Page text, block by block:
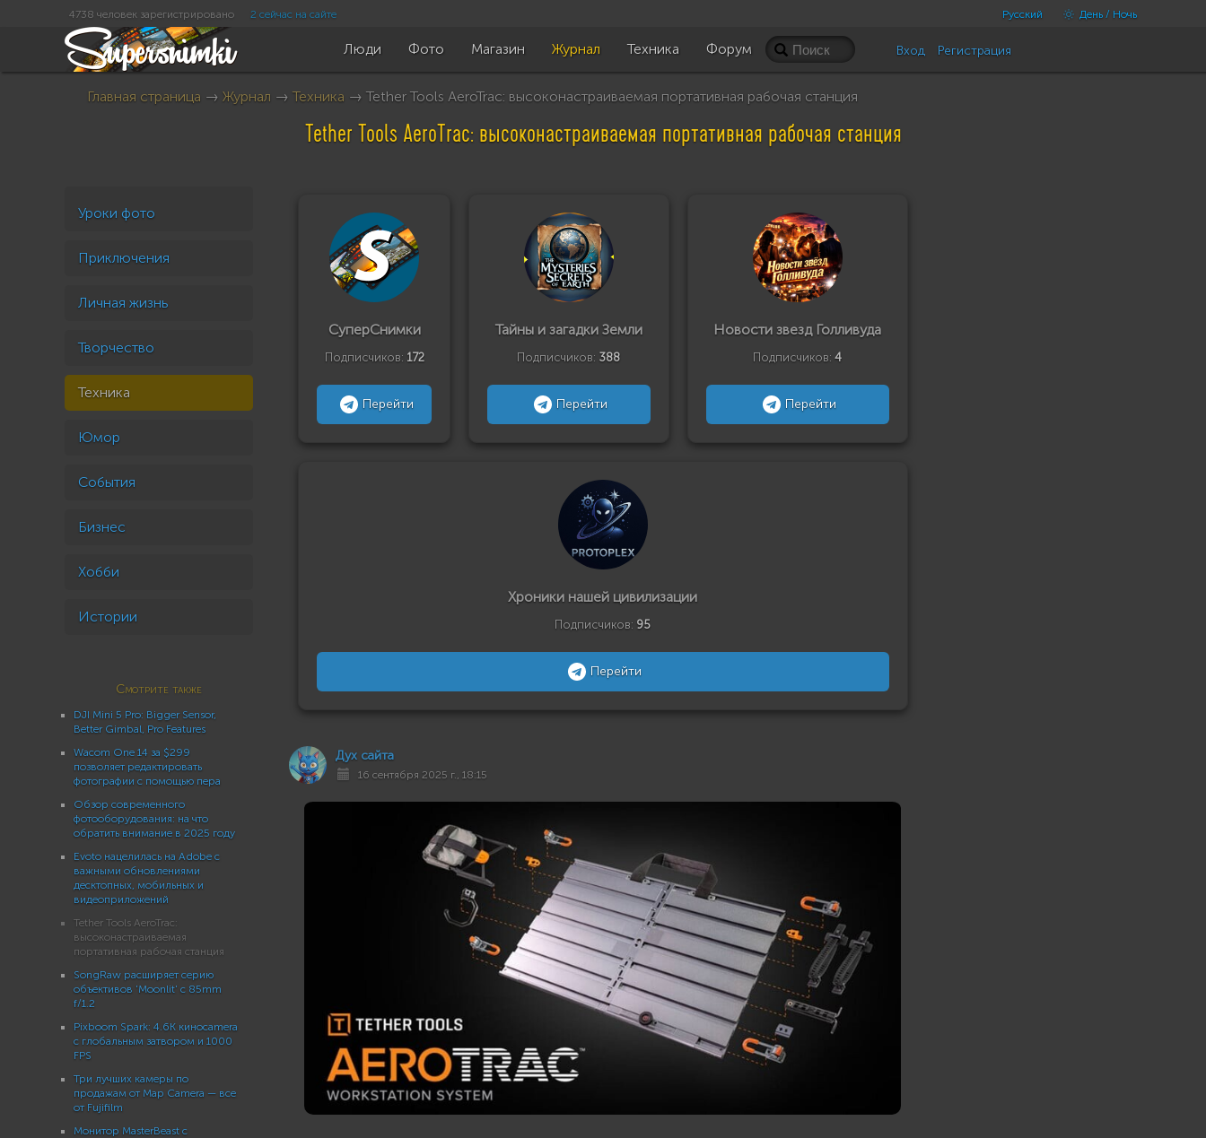
Русский День / Ночь
4738 человек зарегистрировано 2 сейчас на сайте
Люди Фото Магазин Журнал Техника Форум Вход Регистрация
Главная страница → Журнал → Техника → Tether Tools AeroTrac: высоконастраиваемая портативная рабочая станция
Tether Tools AeroTrac: высоконастраиваемая портативная рабочая станция
Уроки фото
Приключения
Личная жизнь
Творчество
Техника
Юмор
События
Бизнес
Хобби
Истории
Смотрите также
DJI Mini 5 Pro: Bigger Sensor,
Better Gimbal, Pro Features
Wacom One 14 за $299
позволяет редактировать
фотографии с помощью пера
Обзор современного
фотооборудования: на что
обратить внимание в 2025 году
Evoto нацелилась на Adobe с
важными обновлениями
десктопных, мобильных и
видеоприложений
Tether Tools AeroTrac:
высоконастраиваемая
портативная рабочая станция
SongRaw расширяет серию
объективов 'Moonlit' с 85mm
f/1.2
Pixboom Spark: 4.6K киноcamera
с глобальным затвором и 1000
FPS
Три лучших камеры по
продажам от Map Camera — все
от Fujifilm
Монитор MasterBeast с
СуперСнимки
Подписчиков: 172
Перейти
Тайны и загадки Земли
Подписчиков: 388
Перейти
Новости звезд Голливуда
Подписчиков:4
Перейти
Хроники нашей цивилизации
Подписчиков: 95
Перейти
Дух сайта
16 сентября 2025 г., 18:15